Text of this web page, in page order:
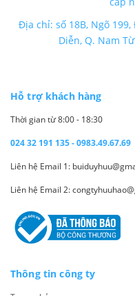
Địa chỉ: số 18B, Ngõ
Diễn, Q. Nam
Hỗ trợ khách hàng
Thời gian từ 8:00 - 18:30
024 32 191 135 - 0983.49.67.69
Liên hệ Email 1:
Liên hệ Email 2:
Thông tin công ty